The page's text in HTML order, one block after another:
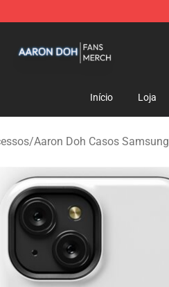
Início Loja
/Aaron Doh Casos Samsung